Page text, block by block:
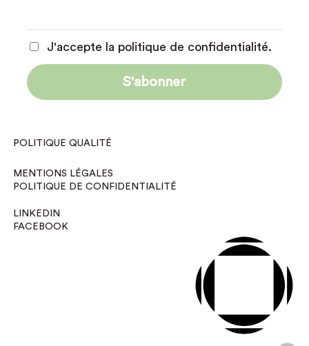
J'accepte la politique de confidentialité.
POLITIQUE QUALITÉ
MENTIONS LÉGALES
POLITIQUE DE CONFIDENTIALITÉ
LINKEDIN
FACEBOOK